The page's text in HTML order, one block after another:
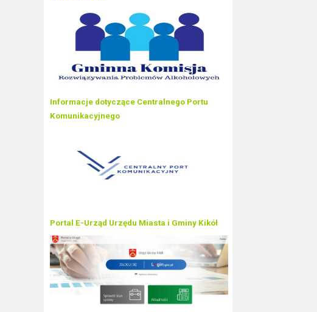
Informacje dotyczące Centralnego Portu
Komunikacyjnego
Portal E-Urząd Urzędu Miasta i Gminy Kikół